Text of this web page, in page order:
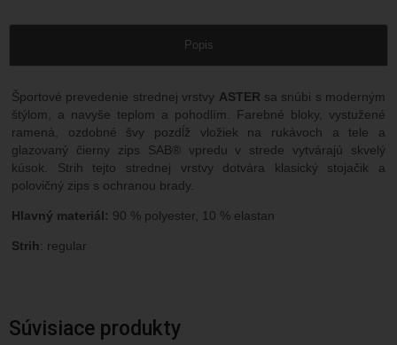
Popis
Športové prevedenie strednej vrstvy ASTER sa snúbi s moderným
štýlom, a navyše teplom a pohodlím. Farebné bloky, vystužené
ramená, ozdobné švy pozdĺž vložiek na rukávoch a tele a
glazovaný čierny zips SAB® vpredu v strede vytvárajú skvelý
kúsok. Strih tejto strednej vrstvy dotvára klasický stojačik a
polovičný zips s ochranou brady.
Hlavný materiál: 90 % polyester, 10 % elastan
Strih: regular
Súvisiace produkty